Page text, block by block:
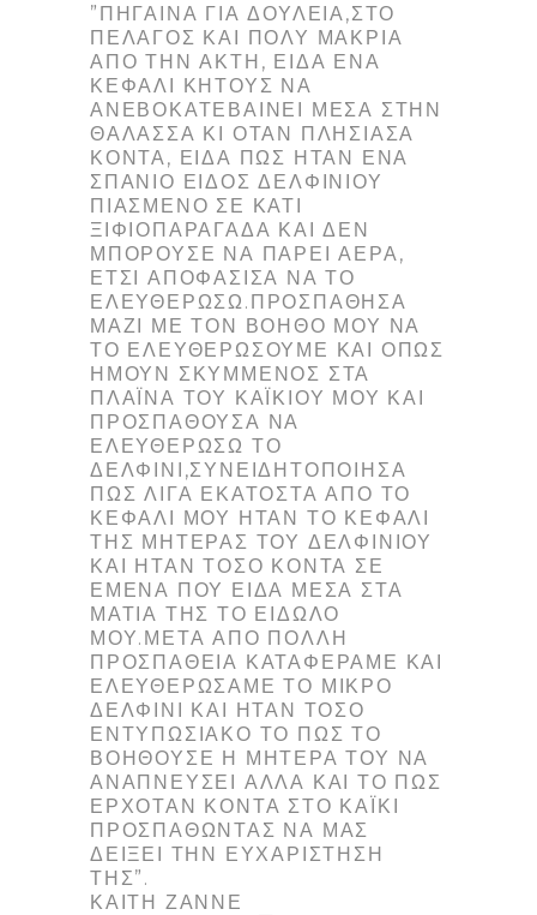
”ΠΉΓΑΙΝΑ ΓΙΑ ΔΟΥΛΕΙΆ,ΣΤΟ
ΠΈΛΑΓΟΣ ΚΑΙ ΠΟΛΎ ΜΑΚΡΙΆ
ΑΠΌ ΤΗΝ ΑΚΤΉ, ΕΊΔΑ ΈΝΑ
ΚΕΦΆΛΙ ΚΉΤΟΥΣ ΝΑ
ΑΝΕΒΟΚΑΤΕΒΑΊΝΕΙ ΜΈΣΑ ΣΤΗΝ
ΘΆΛΑΣΣΑ ΚΙ ΌΤΑΝ ΠΛΗΣΊΑΣΑ
ΚΟΝΤΆ, ΕΊΔΑ ΠΩΣ ΉΤΑΝ ΈΝΑ
ΣΠΆΝΙΟ ΕΊΔΟΣ ΔΕΛΦΙΝΙΟΎ
ΠΙΑΣΜΈΝΟ ΣΕ ΚΆΤΙ
ΞΙΦΙΟΠΑΡΆΓΑΔΑ ΚΑΙ ΔΕΝ
ΜΠΟΡΟΎΣΕ ΝΑ ΠΆΡΕΙ ΑΈΡΑ,
ΈΤΣΙ ΑΠΟΦΆΣΙΣΑ ΝΑ ΤΟ
ΕΛΕΥΘΕΡΏΣΩ.ΠΡΟΣΠΆΘΗΣΑ
ΜΑΖΊ ΜΕ ΤΟΝ ΒΟΗΘΌ ΜΟΥ ΝΑ
ΤΟ ΕΛΕΥΘΕΡΏΣΟΥΜΕ ΚΑΙ ΌΠΩΣ
ΉΜΟΥΝ ΣΚΥΜΜΈΝΟΣ ΣΤΑ
ΠΛΑΪΝΆ ΤΟΥ ΚΑΪΚΙΟΎ ΜΟΥ ΚΑΙ
ΠΡΟΣΠΑΘΟΎΣΑ ΝΑ
ΕΛΕΥΘΕΡΏΣΩ ΤΟ
ΔΕΛΦΊΝΙ,ΣΥΝΕΙΔΗΤΟΠΟΊΗΣΑ
ΠΩΣ ΛΊΓΑ ΕΚΑΤΟΣΤΆ ΑΠΌ ΤΟ
ΚΕΦΆΛΙ ΜΟΥ ΉΤΑΝ ΤΟ ΚΕΦΆΛΙ
ΤΗΣ ΜΗΤΈΡΑΣ ΤΟΥ ΔΕΛΦΙΝΙΟΎ
ΚΑΙ ΉΤΑΝ ΤΌΣΟ ΚΟΝΤΆ ΣΕ
ΕΜΈΝΑ ΠΟΥ ΕΊΔΑ ΜΈΣΑ ΣΤΑ
ΜΆΤΙΑ ΤΗΣ ΤΟ ΕΊΔΩΛΌ
ΜΟΥ.ΜΈΤΑ ΑΠΌ ΠΟΛΛΉ
ΠΡΟΣΠΆΘΕΙΑ ΚΑΤΑΦΈΡΑΜΕ ΚΑΙ
ΕΛΕΥΘΕΡΏΣΑΜΕ ΤΟ ΜΙΚΡΌ
ΔΕΛΦΊΝΙ ΚΑΙ ΉΤΑΝ ΤΌΣΟ
ΕΝΤΥΠΩΣΙΑΚΌ ΤΟ ΠΏΣ ΤΟ
ΒΟΗΘΟΎΣΕ Η ΜΗΤΈΡΑ ΤΟΥ ΝΑ
ΑΝΑΠΝΕΎΣΕΙ ΑΛΛΆ ΚΑΙ ΤΟ ΠΏΣ
ΕΡΧΌΤΑΝ ΚΟΝΤΆ ΣΤΟ ΚΑΪ́ΚΙ
ΠΡΟΣΠΑΘΏΝΤΑΣ ΝΑ ΜΑΣ
ΔΕΊΞΕΙ ΤΗΝ ΕΥΧΑΡΊΣΤΗΣΗ
ΤΗΣ”.
ΚΑΊΤΗ ΖΆΝΝΕ